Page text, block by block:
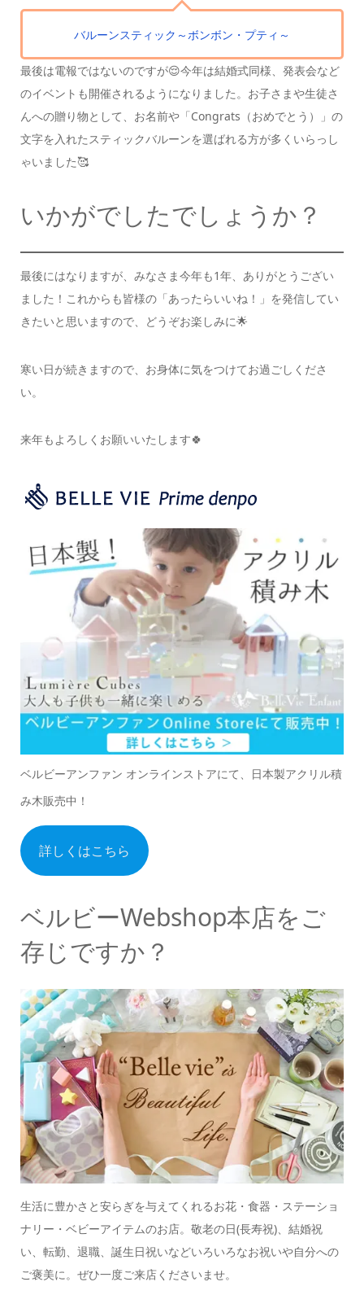
バルーンスティック ～ボンボン・プティ～
最後は電報ではないのですが😌今年は結婚式同様、発表会など
のイベントも開催されるようになりました。 お子さまや生徒さ
んへの贈り物として、 お名前や「Congrats（おめでとう）」の
文字を入れたスティックバルーンを選ばれる方が多くいらっし
ゃいました🥰
いかがでしたでしょうか？
最後にはなりますが、みなさま今年も1年、 ありがとうござい
ました！ これからも皆様の「あったらいいね！」を発信してい
きたいと思いますので、どうぞお楽しみに🌟
寒い日が続きますので、 お身体に気をつけてお過ごしくださ
い。
来年もよろしくお願いいたします🍀
ベルビーアンファン オンラインストアにて、日本製アクリル積
み木販売中！
詳しくはこちら
ベルビーWebshop本店をご
存じですか？
生活に豊かさと安らぎを与えてくれるお花・食器・ステーショ
ナリー・ベビーアイテムのお店。 敬老の日(長寿祝)、結婚祝
い、転勤、退職、誕生日祝いなどいろいろなお祝いや自分への
ご褒美に。 ぜひ一度ご来店くださいませ。